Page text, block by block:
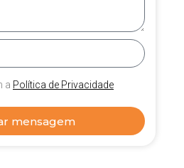
a Política de Privacidade
mensagem